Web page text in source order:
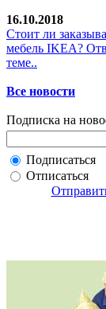
16.10.2018
Стoит ли
мебель IKEA?
теме..
Все новости
Подписка на
Подписаться
Отписаться